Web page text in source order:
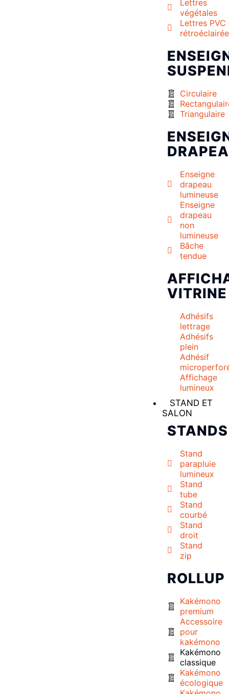
Lettres
végétales
Lettres PVC
Circulaire
Triangulaire
Enseigne
drapeau
lumineuse
Enseigne
drapeau
non
lumineuse
Bâche
tendue
VITRINE
Adhésifs
lettrage
Adhésifs
plein
Adhésif
Affichage
lumineux
STAND ET
SALON
STANDS
Stand
parapluie
lumineux
Stand
tube
Stand
courbé
Stand
droit
Stand
zip
ROLLUP
Kakémono
premium
Accessoire
pour
kakémono
Kakémono
classique
Kakémono
écologique